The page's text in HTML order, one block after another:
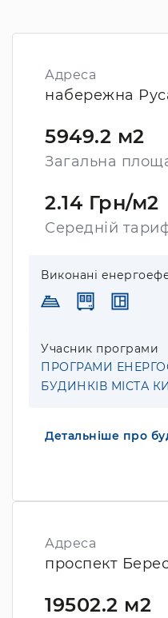
Адреса
набережна
5949.2 м2
Загальна
2.14 Грн/м2
Середній
Виконані
Учасник програми
ПРОГРАМИ
БУДИНКІВ МІСТА
Детальніше про
Адреса
проспект
19502.2 м2